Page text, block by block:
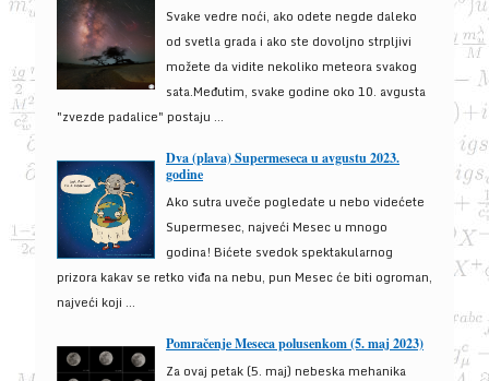
Svake vedre noći, ako odete negde daleko
od svetla grada i ako ste dovoljno strpljivi
možete da vidite nekoliko meteora svakog
sata.Međutim, svake godine oko 10. avgusta
"zvezde padalice" postaju ...
Dva (plava) Supermeseca u avgustu 2023.
godine
Ako sutra uveče pogledate u nebo videćete
Supermesec, najveći Mesec u mnogo
godina! Bićete svedok spektakularnog
prizora kakav se retko viđa na nebu, pun Mesec će biti ogroman,
najveći koji ...
Pomračenje Meseca polusenkom (5. maj 2023)
Za ovaj petak (5. maj) nebeska mehanika